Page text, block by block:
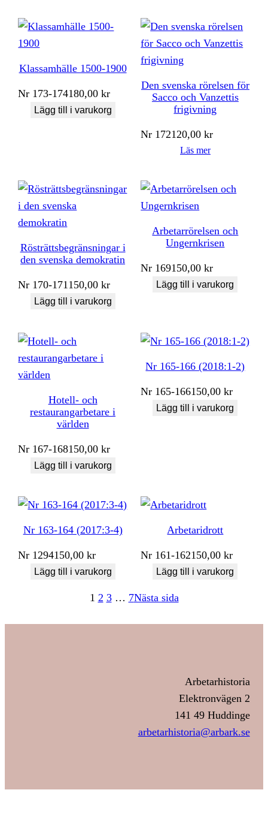
Klassamhälle 1500-1900
Nr 173-174180,00kr
Lägg till i varukorg
Den svenska rörelsen för
Sacco och Vanzettis
frigivning
Nr 172120,00kr
Läs mer
Rösträttsbegränsningar i
den svenska demokratin
Nr 170-171150,00kr
Lägg till i varukorg
Arbetarrörelsen och
Ungernkrisen
Nr 169150,00kr
Lägg till i varukorg
Hotell- och
restaurangarbetare i
världen
Nr 167-168150,00kr
Lägg till i varukorg
Nr 165-166 (2018:1-2)
Nr 165-166150,00kr
Lägg till i varukorg
Nr 163-164 (2017:3-4)
Nr 1294150,00kr
Lägg till i varukorg
Arbetaridrott
Nr 161-162150,00kr
Lägg till i varukorg
1 2 3 … 7Nästa sida
Arbetarhistoria
Elektronvägen 2
141 49 Huddinge
arbetarhistoria@arbark.se